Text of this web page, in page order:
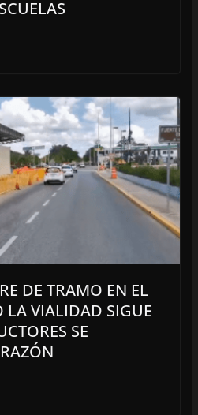
DE TRAMO EN EL
LA VIALIDAD SIGUE
SE